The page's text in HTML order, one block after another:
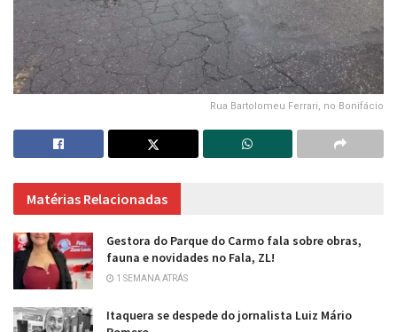
Rua Bartolomeu Ferrari, no Bonifácio
Matérias Relacionadas
Gestora do Parque do Carmo fala sobre obras,
fauna e novidades no Fala, ZL!
1 SEMANA ATRÁS
Itaquera se despede do jornalista Luiz Mário